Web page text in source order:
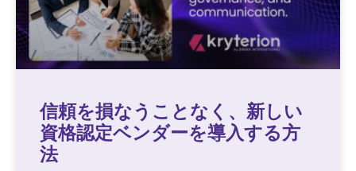
信頼を損なうことなく、新しい
資格認定ベンダーを導入する方
法